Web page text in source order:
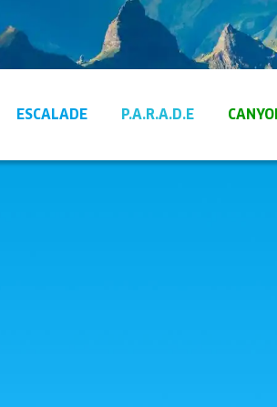
ESCALADE P.A.R.A.D.E